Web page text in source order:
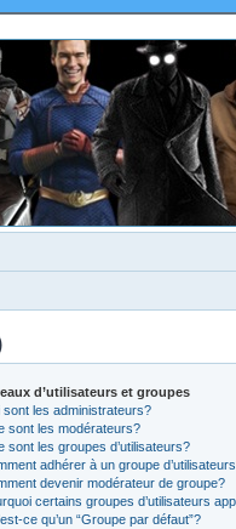
d’utilisateurs et groupes
sont les administrateurs?
sont les modérateurs?
sont les groupes d’utilisateurs?
adhérer à un groupe
devenir modérateur de groupe?
certains groupes d’utilisateurs
ce qu’un “Groupe par défaut”?